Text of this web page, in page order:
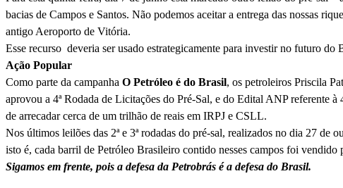
bacias de Campos e Santos. Não podemos aceitar a entrega das nossas
antigo Aeroporto de Vitória.
Esse recurso deveria ser usado estrategicamente para investir no futuro
Ação Popular
Como parte da campanha O Petróleo é do Brasil, os petroleiros Priscila
aprovou a 4ª Rodada de Licitações do Pré-Sal, e do Edital ANP referente
de arrecadar cerca de um trilhão de reais em IRPJ e CSLL.
Nos últimos leilões das 2ª e 3ª rodadas do pré-sal, realizados no dia 27
isto é, cada barril de Petróleo Brasileiro contido nesses campos foi
Sigamos em frente, pois a defesa da Petrobrás é a defesa do Brasil.